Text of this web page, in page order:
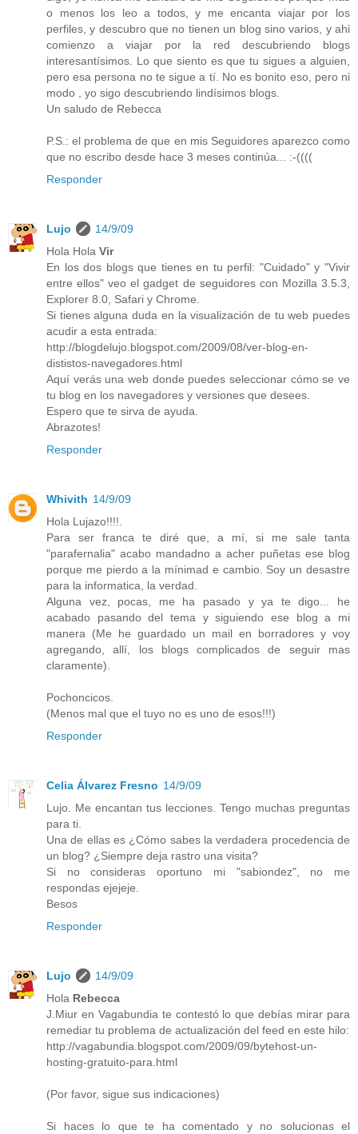
o menos los leo a todos, y me encanta viajar por los
perfiles, y descubro que no tienen un blog sino varios, y ahi
comienzo a viajar por la red descubriendo blogs
interesantísimos. Lo que siento es que tu sigues a alguien,
pero esa persona no te sigue a tí. No es bonito eso, pero ni
modo , yo sigo descubriendo lindísimos blogs.
Un saludo de Rebecca
P.S.: el problema de que en mis Seguidores aparezco como
que no escribo desde hace 3 meses continúa... :-((((
Responder
Lujo
14/9/09
Hola Hola Vir
En los dos blogs que tienes en tu perfil: "Cuidado" y "Vivir
entre ellos" veo el gadget de seguidores con Mozilla 3.5.3,
Explorer 8.0, Safari y Chrome.
Si tienes alguna duda en la visualización de tu web puedes
acudir a esta entrada:
http://blogdelujo.blogspot.com/2009/08/ver-blog-en-
dististos-navegadores.html
Aquí verás una web donde puedes seleccionar cómo se ve
tu blog en los navegadores y versiones que desees.
Espero que te sirva de ayuda.
Abrazotes!
Responder
Whivith 14/9/09
Hola Lujazo!!!!.
Para ser franca te diré que, a mí, si me sale tanta
"parafernalia" acabo mandadno a acher puñetas ese blog
porque me pierdo a la mínimad e cambio. Soy un desastre
para la informatica, la verdad.
Alguna vez, pocas, me ha pasado y ya te digo... he
acabado pasando del tema y siguiendo ese blog a mi
manera (Me he guardado un mail en borradores y voy
agregando, allí, los blogs complicados de seguir mas
claramente).
Pochoncicos.
(Menos mal que el tuyo no es uno de esos!!!)
Responder
Celia Álvarez Fresno 14/9/09
Lujo. Me encantan tus lecciones. Tengo muchas preguntas
para ti.
Una de ellas es ¿Cómo sabes la verdadera procedencia de
un blog? ¿Siempre deja rastro una visita?
Si no consideras oportuno mi "sabiondez", no me
respondas ejejeje.
Besos
Responder
Lujo
14/9/09
Hola Rebecca
J.Miur en Vagabundia te contestó lo que debías mirar para
remediar tu problema de actualización del feed en este hilo:
http://vagabundia.blogspot.com/2009/09/bytehost-un-
hosting-gratuito-para.html
(Por favor, sigue sus indicaciones)
Si haces lo que te ha comentado y no solucionas el